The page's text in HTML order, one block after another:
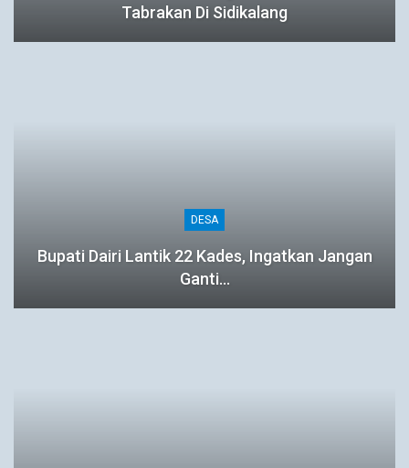
Tabrakan Di Sidikalang
DESA
Bupati Dairi Lantik 22 Kades, Ingatkan Jangan
Ganti…